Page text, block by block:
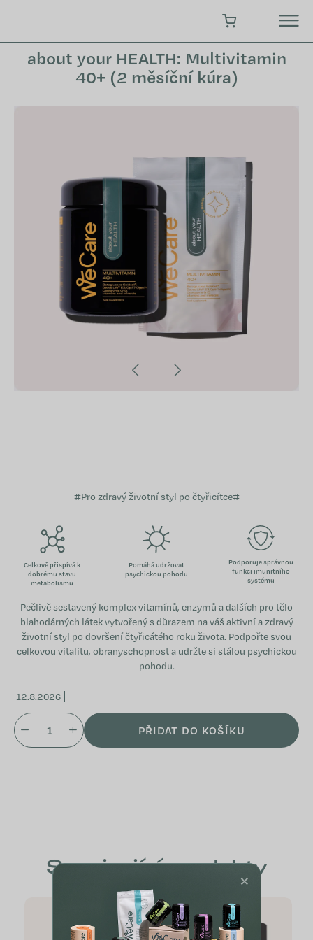
obsah
NÁKUPNÍ KOŠÍK
#Pro zdravý životní styl po čtyřicítce#
Celkově přispívá k
dobrému stavu
metabolismu
Pomáhá udržovat
psychickou pohodu
Podporuje správnou
funkci imunitního
systému
Pečlivě sestavený komplex vitamínů, enzymů a dalších pro tělo
blahodárných látek vytvořený s důrazem na váš aktivní a zdravý
životní styl po dovršení čtyřicátého roku života. Podpořte svou
celkovou vitalitu, obranyschopnost a udržte si stálou psychickou
pohodu.
12.8.2026
PŘIDAT DO KOŠÍKU
about your HEALTH: Multivitamin
40+ (2 měsíční kúra)
Související produkty
×